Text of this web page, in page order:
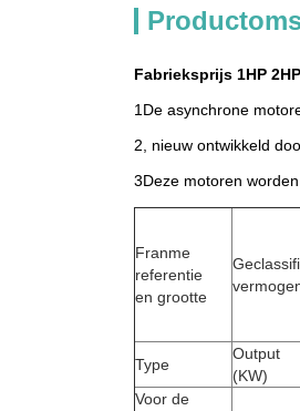
Fabrieksprijs 1HP
1De asynchrone
2, nieuw ontwikkeld
3Deze motoren
Franme
referentie
en grootte
Type
Output
(KW)
Voor de